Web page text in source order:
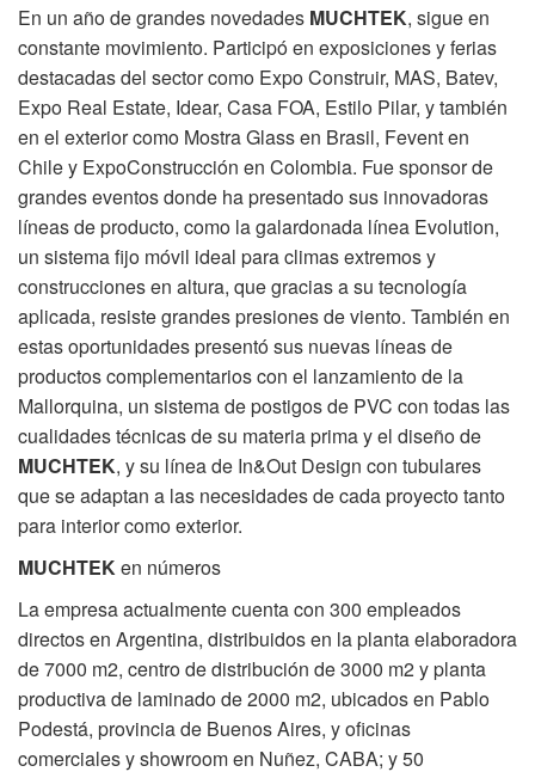
En un año de grandes novedades MUCHTEK, sigue en
constante movimiento. Participó en exposiciones y ferias
destacadas del sector como Expo Construir, MAS, Batev,
Expo Real Estate, Idear, Casa FOA, Estilo Pilar, y también
en el exterior como Mostra Glass en Brasil, Fevent en
Chile y ExpoConstrucción en Colombia. Fue sponsor de
grandes eventos donde ha presentado sus innovadoras
líneas de producto, como la galardonada línea Evolution,
un sistema fijo móvil ideal para climas extremos y
construcciones en altura, que gracias a su tecnología
aplicada, resiste grandes presiones de viento. También en
estas oportunidades presentó sus nuevas líneas de
productos complementarios con el lanzamiento de la
Mallorquina, un sistema de postigos de PVC con todas las
cualidades técnicas de su materia prima y el diseño de
MUCHTEK, y su línea de In&Out Design con tubulares
que se adaptan a las necesidades de cada proyecto tanto
para interior como exterior.
MUCHTEKen números
La empresa actualmente cuenta con 300 empleados
directos en Argentina, distribuidos en la planta elaboradora
de 7000 m2, centro de distribución de 3000 m2 y planta
productiva de laminado de 2000 m2, ubicados en Pablo
Podestá, provincia de Buenos Aires, y oficinas
comerciales y showroom en Nuñez, CABA; y 50